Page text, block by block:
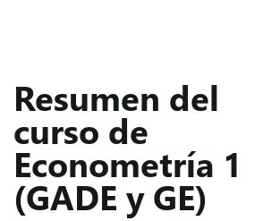
Resumen del
curso de
Econometría 1
(GADE y GE)